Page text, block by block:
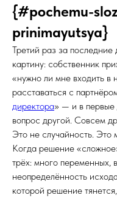
{#pochemu-
prinimayutsya}
Третий раз за
картину: собственник
«нужно ли мне входить в
расставаться с
директора» — и в первые
вопрос другой. Совсем
Это не случайность. Это
Когда решение
трёх: много переменных,
неопределённость
которой решение